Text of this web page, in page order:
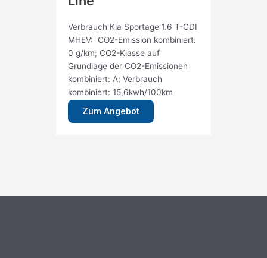
Verbrauch Kia Sportage 1.6 T-GDI
MHEV: CO2-Emission kombiniert:
0 g/km; CO2-Klasse auf
Grundlage der CO2-Emissionen
kombiniert: A; Verbrauch
kombiniert: 15,6kwh/100km
Zum Angebot